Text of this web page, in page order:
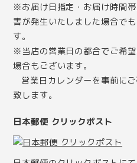
※お届け日指定・お届け時間
害が発生いたしました場合で
す。
※当店の営業日の都合でご希
場合もございます。
営業日カレンダーを事前に
致します。
日本郵便 クリックポスト